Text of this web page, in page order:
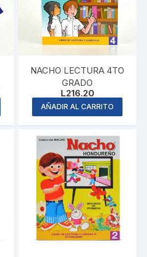
NACHO LECTURA 4TO
GRADO
L216.20
AÑADIR AL CARRITO